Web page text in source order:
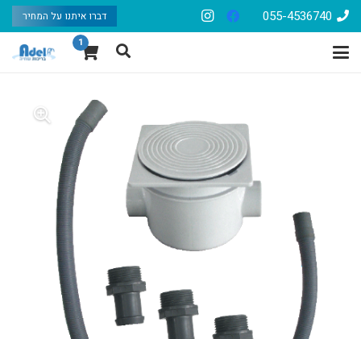
055-4536740 דברו איתנו על המחיר
1